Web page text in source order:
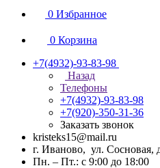
0 Избранное
0 Корзина
+7(4932)-93-83-98
Назад
Телефоны
+7(4932)-93-83-98
+7(920)-350-31-36
Заказать звонок
kristeks15@mail.ru
г. Иваново, ул. Сосновая,
Пн. – Пт.: с 9:00 до 18:00